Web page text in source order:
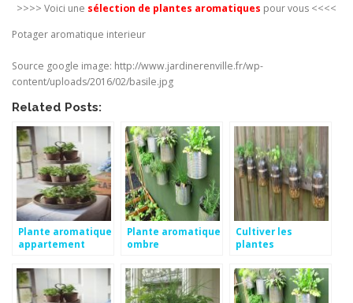
>>>> Voici une sélection de plantes aromatiques pour vous <<<<
Potager aromatique interieur
Source google image: http://www.jardinerenville.fr/wp-
content/uploads/2016/02/basile.jpg
Related Posts:
Plante aromatique
appartement
Plante aromatique
ombre
Cultiver les
plantes